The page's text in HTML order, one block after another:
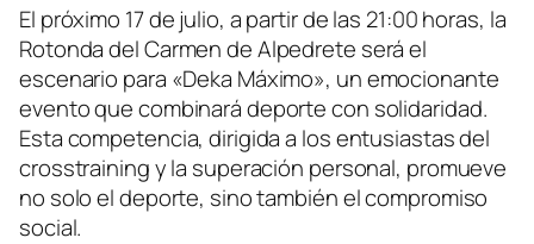
El próximo 17 de julio, a partir de las 21:00 horas, la
Rotonda del Carmen de Alpedrete será el
escenario para «Deka Máximo», un emocionante
evento que combinará deporte con solidaridad.
Esta competencia, dirigida a los entusiastas del
crosstraining y la superación personal, promueve
no solo el deporte, sino también el compromiso
social.